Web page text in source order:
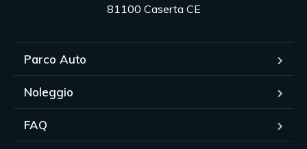
81100 Caserta CE
Parco Auto
Noleggio
FAQ